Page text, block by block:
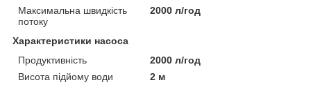
Максимальна швидкість
потоку
2000 л/год
Характеристики насоса
Продуктивність
2000 л/год
Висота підйому води
2 м